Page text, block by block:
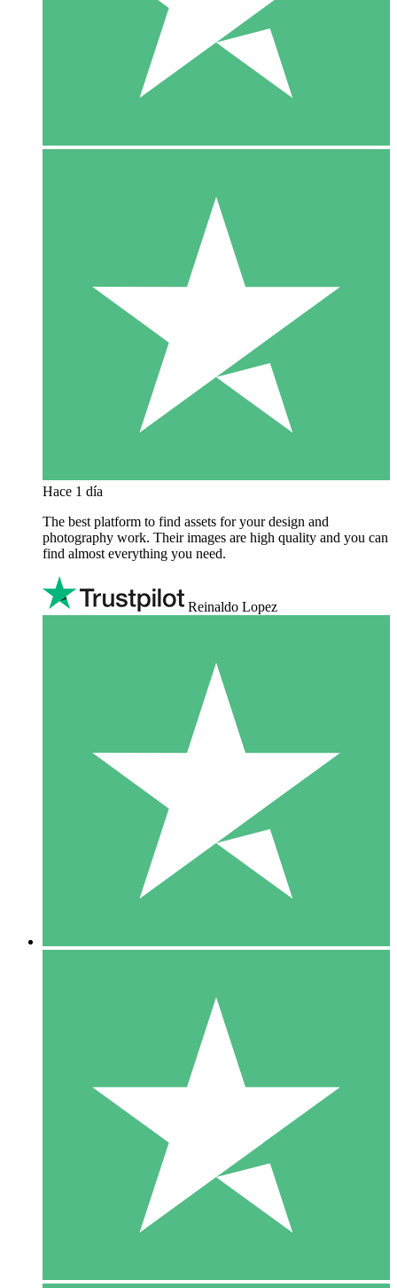
Hace 1 día
The best platform to find assets for your design and
photography work. Their images are high quality and you can
find almost everything you need.
Reinaldo Lopez